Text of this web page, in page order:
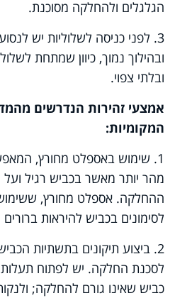
הגלגלים ולהחלקה מסוכנת.
3. לפני כניסה לשלוליות יש
ובהילוך נמוך, כיוון שמתחת
ובלתי צפוי.
אמצעי זהירות הנדרשים
המקומיות:
1. שימוש באספלט מחורץ,
מהר יותר מאשר בכביש רגיל ועל
ההחלקה. אספלט מחורץ,
לסימונים בכביש להיראות
2. ביצוע תיקונים בתשתיות
לסכנת החלקה. יש לפתוח
כביש שאינו גורם להחלקה;